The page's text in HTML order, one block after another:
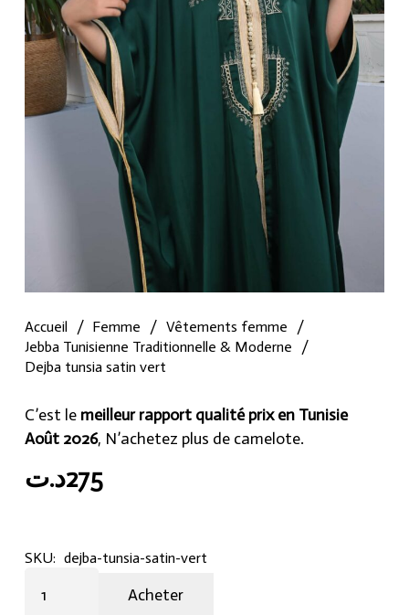
Accueil / Femme / Vêtements femme
/
Jebba Tunisienne Traditionnelle & Moderne
/
Dejba tunsia satin vert
C’est le meilleur rapport qualité prix en Tunisie
Août 2026, N’achetez plus de camelote.
275د.ت
SKU: dejba-tunsia-satin-vert
tunsia
Acheter